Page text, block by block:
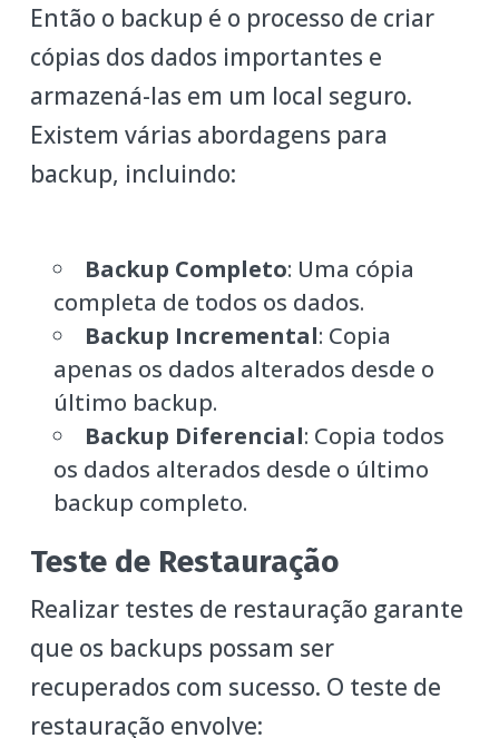
Então o backup é o processo de criar
cópias dos dados importantes e
armazená-las em um local seguro.
Existem várias abordagens para
backup, incluindo:
Backup Completo: Uma cópia
completa de todos os dados.
Backup Incremental: Copia
apenas os dados alterados desde o
último backup.
Backup Diferencial: Copia todos
os dados alterados desde o último
backup completo.
Teste de Restauração
Realizar testes de restauração garante
que os backups possam ser
recuperados com sucesso. O teste de
restauração envolve: